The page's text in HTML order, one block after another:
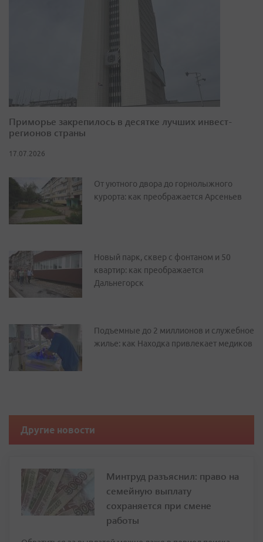
Приморье закрепилось в десятке лучших инвест-
регионов страны
17.07.2026
От уютного двора до горнолыжного
курорта: как преображается Арсеньев
Новый парк, сквер с фонтаном и 50
квартир: как преображается
Дальнегорск
Подъемные до 2 миллионов и служебное
жилье: как Находка привлекает медиков
Другие новости
Минтруд разъяснил: право на
семейную выплату
сохраняется при смене
работы